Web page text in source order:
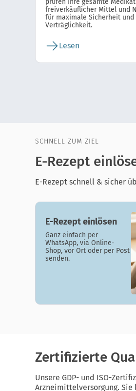
prüfen Ihre gesamte
freiverkäuflicher Mittel und
für maximale Sicherheit und
Verträglichkeit.
Lesen
SCHNELL ZUM ZIEL
E-Rezept
E-Rezept schnell & sicher
E-Rezept einlösen
Ganz einfach per
WhatsApp, via Online-
Shop, vor Ort oder per Post
senden.
Zertifizierte
Unsere GDP- und ISO-
Arzneimittelversorgung.